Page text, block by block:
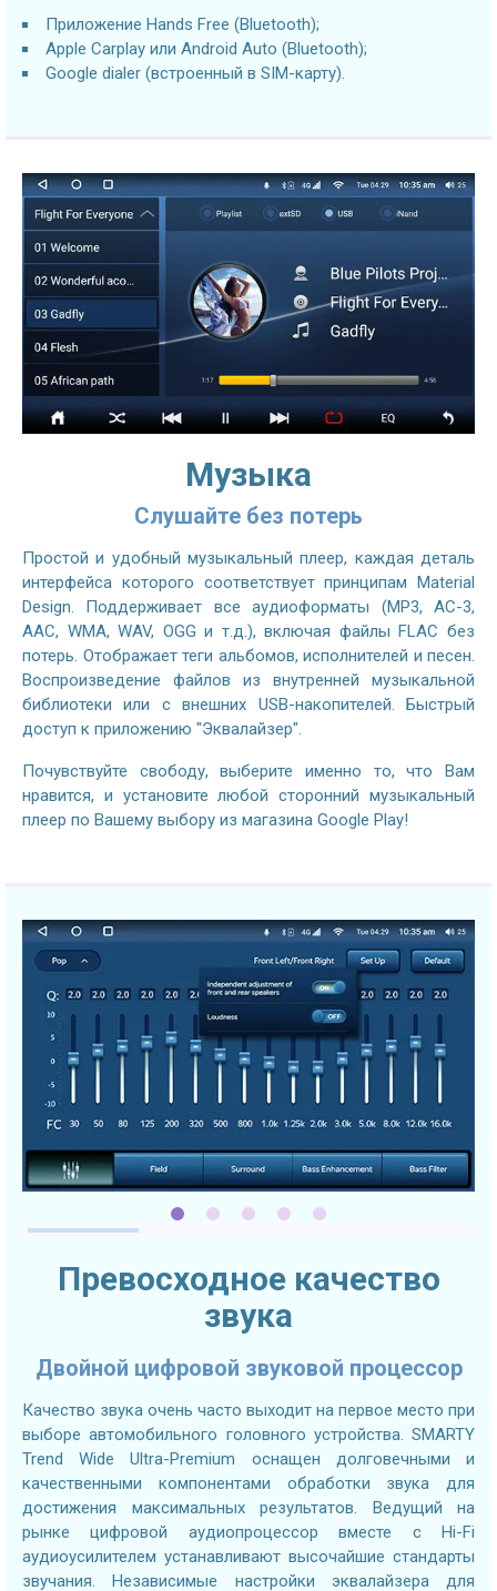
Приложение Hands Free (Bluetooth);
Apple Carplay или Android Auto (Bluetooth);
Google dialer (встроенный в SIM-карту).
Музыка
Слушайте без потерь
Простой и удобный музыкальный плеер, каждая деталь
интерфейса которого соответствует принципам Material
Design. Поддерживает все аудиоформаты (MP3, AC-3,
AAC, WMA, WAV, OGG и т.д.), включая файлы FLAC без
потерь. Отображает теги альбомов, исполнителей и песен.
Воспроизведение файлов из внутренней музыкальной
библиотеки или с внешних USB-накопителей. Быстрый
доступ к приложению "Эквалайзер".
Почувствуйте свободу, выберите именно то, что Вам
нравится, и установите любой сторонний музыкальный
плеер по Вашему выбору из магазина Google Play!
Превосходное качество
звука
Двойной цифровой звуковой процессор
Качество звука очень часто выходит на первое место при
выборе автомобильного головного устройства. SMARTY
Trend Wide Ultra-Premium оснащен долговечными и
качественными компонентами обработки звука для
достижения максимальных результатов. Ведущий на
рынке цифровой аудиопроцессор вместе с Hi-Fi
аудиоусилителем устанавливают высочайшие стандарты
звучания. Независимые настройки эквалайзера для